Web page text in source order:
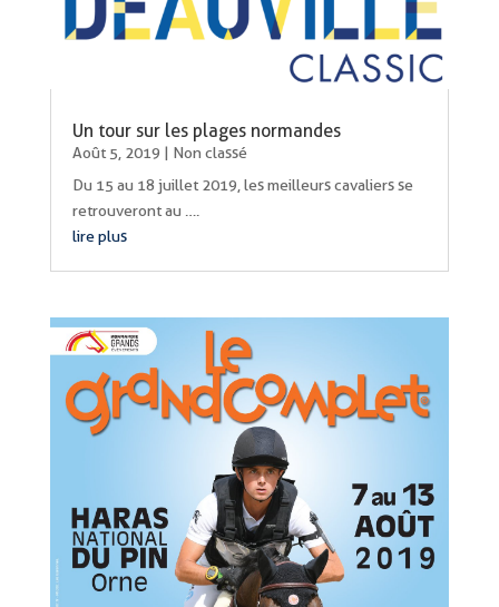
Un tour sur les plages normandes
Août 5, 2019 | Non classé
Du 15 au 18 juillet 2019, les meilleurs cavaliers se
retrouveront au ….
lire plus